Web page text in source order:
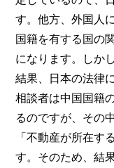
す。他方、外国人
国籍を有する国の
になります。しか
結果、日本の法律
相談者は中国国籍
るのですが、その
「不動産が所在す
す。そのため、結